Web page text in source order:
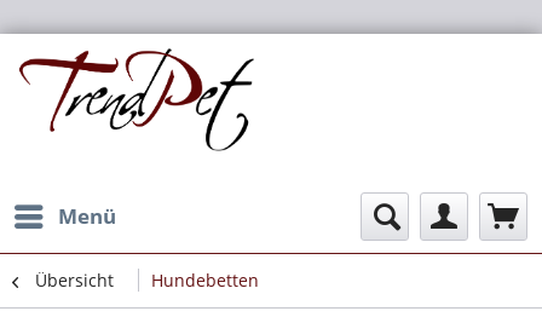
Menü
Übersicht Hundebetten